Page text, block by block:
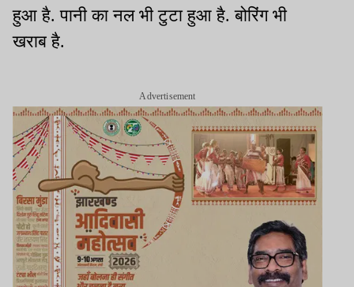
हुआ है. पानी का नल भी टुटा हुआ है. बोरिंग भी
खराब है.
Advertisement